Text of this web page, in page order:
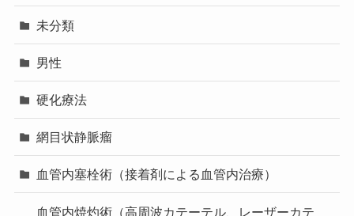
未分類
男性
硬化療法
網目状静脈瘤
血管内塞栓術（接着剤による血管内治療）
血管内焼灼術（高周波カテーテル、レーザーカテ